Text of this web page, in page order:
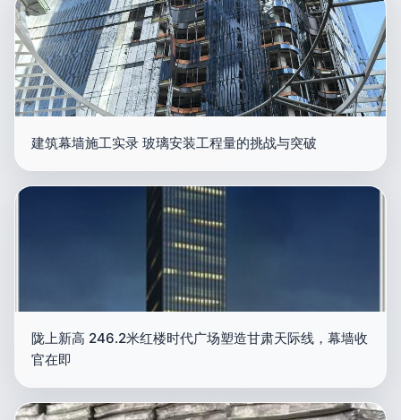
建筑幕墙施工实录 玻璃安装工程量的挑战与突破
陇上新高 246.2米红楼时代广场塑造甘肃天际线，幕墙收
官在即